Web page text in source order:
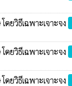
ยวิธีเฉพาะเจาะจง
ยวิธีเฉพาะเจาะจง
ยวิธีเฉพาะเจาะจง